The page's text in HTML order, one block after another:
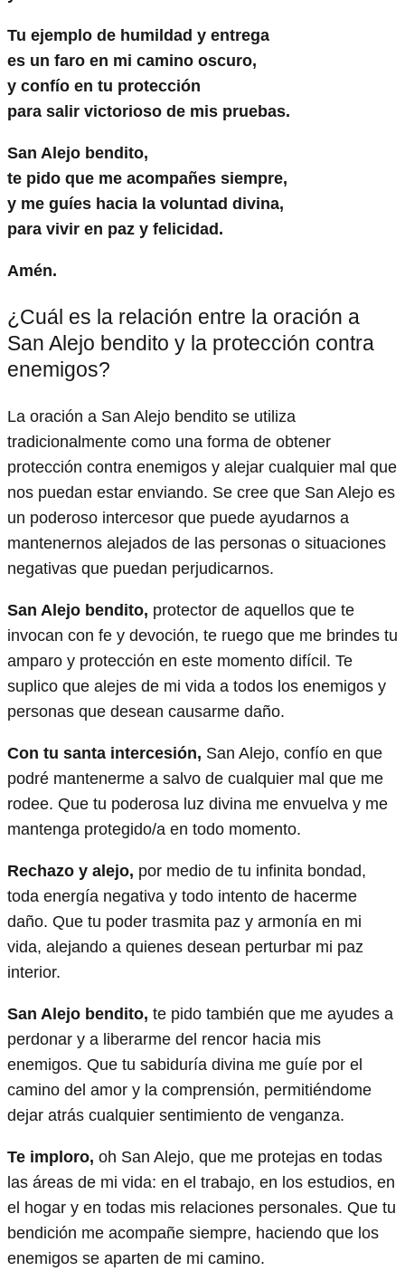
Tu ejemplo de humildad y entrega
es un faro en mi camino oscuro,
y confío en tu protección
para salir victorioso de mis pruebas.
San Alejo bendito,
te pido que me acompañes siempre,
y me guíes hacia la voluntad divina,
para vivir en paz y felicidad.
Amén.
¿Cuál es la relación entre la oración a
San Alejo bendito y la protección contra
enemigos?
La oración a San Alejo bendito se utiliza
tradicionalmente como una forma de obtener
protección contra enemigos y alejar cualquier mal que
nos puedan estar enviando. Se cree que San Alejo es
un poderoso intercesor que puede ayudarnos a
mantenernos alejados de las personas o situaciones
negativas que puedan perjudicarnos.
San Alejo bendito, protector de aquellos que te
invocan con fe y devoción, te ruego que me brindes tu
amparo y protección en este momento difícil. Te
suplico que alejes de mi vida a todos los enemigos y
personas que desean causarme daño.
Con tu santa intercesión, San Alejo, confío en que
podré mantenerme a salvo de cualquier mal que me
rodee. Que tu poderosa luz divina me envuelva y me
mantenga protegido/a en todo momento.
Rechazo y alejo, por medio de tu infinita bondad,
toda energía negativa y todo intento de hacerme
daño. Que tu poder trasmita paz y armonía en mi
vida, alejando a quienes desean perturbar mi paz
interior.
San Alejo bendito, te pido también que me ayudes a
perdonar y a liberarme del rencor hacia mis
enemigos. Que tu sabiduría divina me guíe por el
camino del amor y la comprensión, permitiéndome
dejar atrás cualquier sentimiento de venganza.
Te imploro, oh San Alejo, que me protejas en todas
las áreas de mi vida: en el trabajo, en los estudios, en
el hogar y en todas mis relaciones personales. Que tu
bendición me acompañe siempre, haciendo que los
enemigos se aparten de mi camino.